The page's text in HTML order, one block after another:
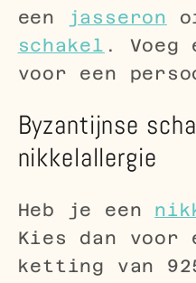
een
jasseron
schakel . Voeg
voor een
Byzantijnse
nikkelallergie
Heb je een
Kies dan voor
ketting van